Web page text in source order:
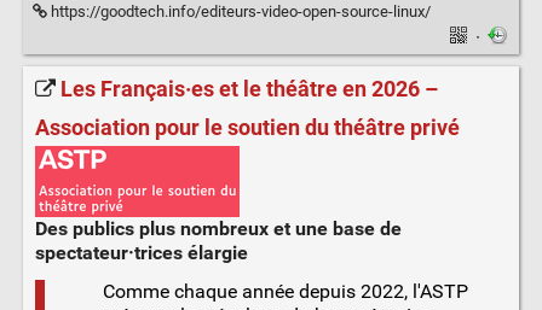
https://goodtech.info/editeurs-video-open-source-linux/
·
Les Français·es et le théâtre en 2026 –
Association pour le soutien du théâtre privé
Des publics plus nombreux et une base de
spectateur·trices élargie
Comme chaque année depuis 2022, l'ASTP